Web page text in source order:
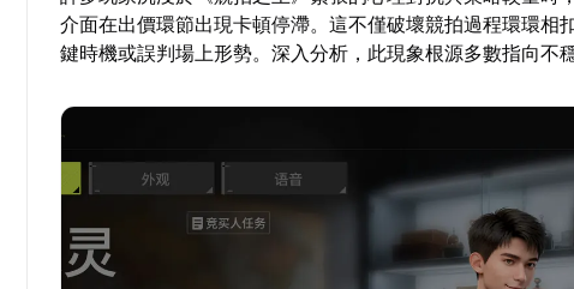
介面在出價環節出現卡頓停滯。這不僅破壞競拍過程環環相
鍵時機或誤判場上形勢。深入分析，此現象根源多數指向不